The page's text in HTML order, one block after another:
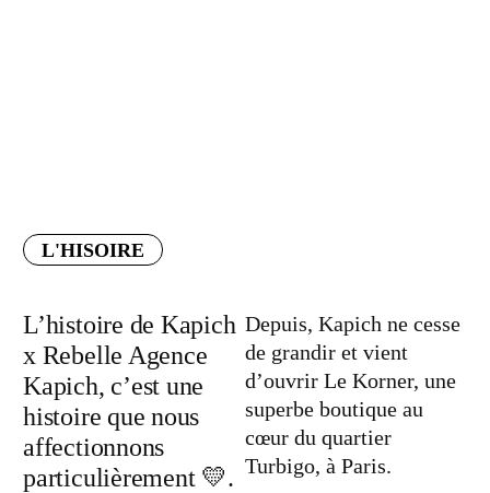
L'HISOIRE
L’histoire de Kapich
x Rebelle Agence
Kapich, c’est une
histoire que nous
affectionnons
particulièrement 💛.
Depuis, Kapich ne cesse
de grandir et vient
d’ouvrir Le Korner, une
superbe boutique au
cœur du quartier
Turbigo, à Paris.